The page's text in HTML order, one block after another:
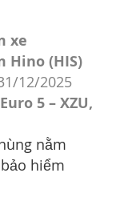
xe
Hino (HIS)
12/2025
5 – XZU,
nằm
hiểm